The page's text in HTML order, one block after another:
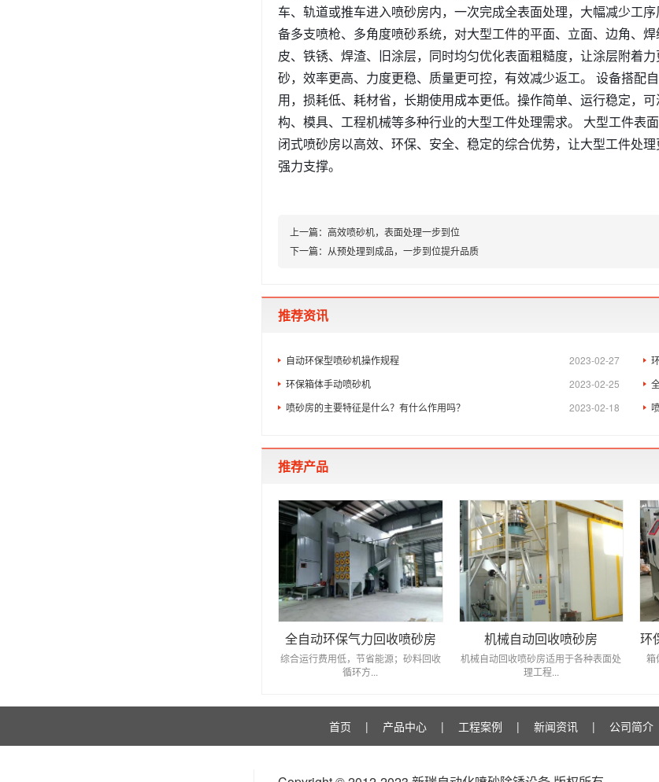
车、轨道或推车进入喷砂房内，一次完成全表面处理，大幅减少工
备多支喷枪、多角度喷砂系统，对大型工件的平面、立面、边角、
皮、铁锈、焊渣、旧涂层，同时均匀优化表面粗糙度，让涂层附着
砂，效率更高、力度更稳、质量更可控，有效减少返工。 设备搭配
用，损耗低、耗材省，长期使用成本更低。操作简单、运行稳定，
构、模具、工程机械等多种行业的大型工件处理需求。 大型工件表
闭式喷砂房以高效、环保、安全、稳定的综合优势，让大型工件处
强力支撑。
上一篇： 高效喷砂机，表面处理一步到位
下一篇： 从预处理到成品，一步到位提升品质
推荐资讯
2023-02-27
自动环保型喷砂机操作规程
2023-02-25
环保箱体手动喷砂机
2023-02-18
喷砂房的主要特征是什么？有什么作用吗？
推荐产品
全自动环保气力回收喷砂房
综合运行费用低，节省能源；砂料回收
循环方...
机械自动回收喷砂房
机械自动回收喷砂房适用于各种表面处
理工程...
环
箱
首页 | 产品中心 | 工程案例 | 新闻资讯 | 公司简介